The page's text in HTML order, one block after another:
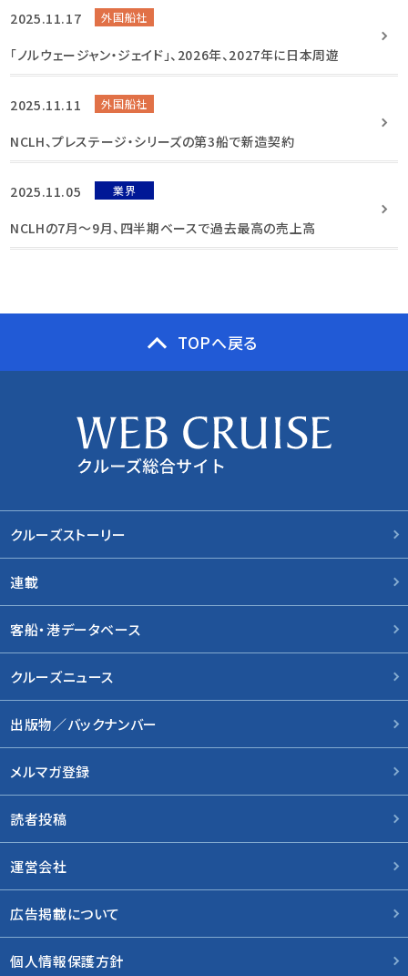
2025.11.17 外国船社
「ノルウェージャン・ジェイド」、2026年、2027年に日本周遊
2025.11.11 外国船社
NCLH、プレステージ・シリーズの第3船で新造契約
2025.11.05 業界
NCLHの7月〜9月、四半期ベースで過去最高の売上高
TOPへ戻る
クルーズストーリー
連載
客船・港データベース
クルーズニュース
出版物／バックナンバー
メルマガ登録
読者投稿
運営会社
広告掲載について
個人情報保護方針